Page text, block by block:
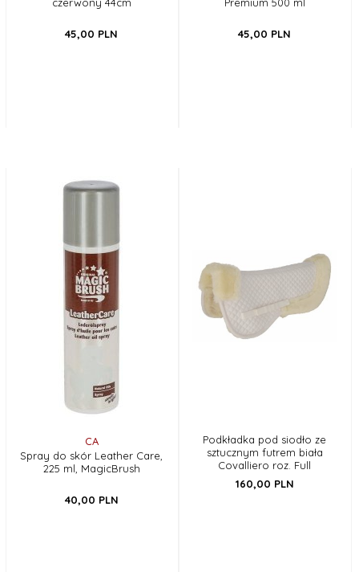
45,00 PLN 45,00 PLN
CA
Spray do skór Leather Care,
225 ml, MagicBrush
40,00 PLN
Podkładka pod siodło ze
sztucznym futrem biała
Covalliero roz. Full
160,00 PLN